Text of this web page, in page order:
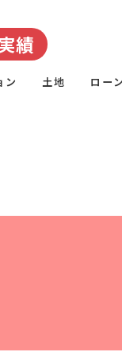
績
ン 土地 ロー